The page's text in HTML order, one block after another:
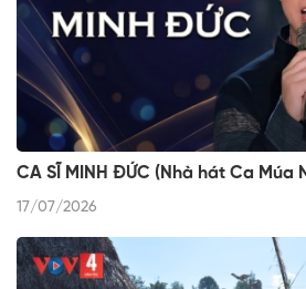
CA SĨ MINH ĐỨC (Nhà hát Ca Múa
17/07/2026